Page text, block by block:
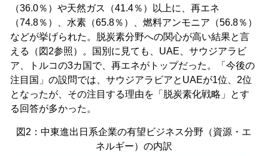
（36.0％）や天然ガス（41.4％）以上に、再エネ
（74.8％）、水素（65.8％）、燃料アンモニア（56.8％）
などが挙げられた。脱炭素分野への関心が高い結果と言
える（図2参照）。国別に見ても、UAE、サウジアラビ
ア、トルコの3カ国で、再エネがトップだった。「今後の
注目国」の設問では、サウジアラビアとUAEが1位、2位
となったが、その注目する理由を「脱炭素化戦略」とす
る回答が多かった。
図2：中東進出日系企業の有望ビジネス分野（資源・エ
ネルギー）の内訳